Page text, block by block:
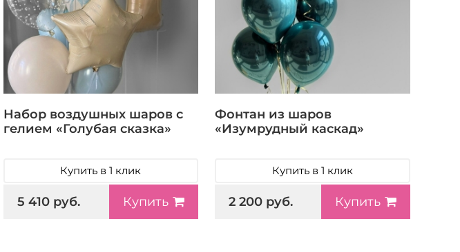
Набор воздушных шаров с
гелием «Голубая сказка»
Купить в 1 клик
5 410 руб. Купить
Фонтан из шаров
«Изумрудный каскад»
Купить в 1 клик
2 200 руб. Купить